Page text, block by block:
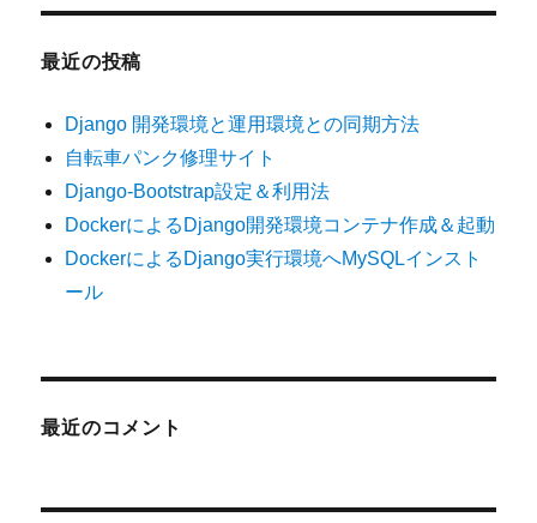
最近の投稿
Django 開発環境と運用環境との同期方法
自転車パンク修理サイト
Django-Bootstrap設定＆利用法
DockerによるDjango開発環境コンテナ作成＆起動
DockerによるDjango実行環境へMySQLインスト
ール
最近のコメント